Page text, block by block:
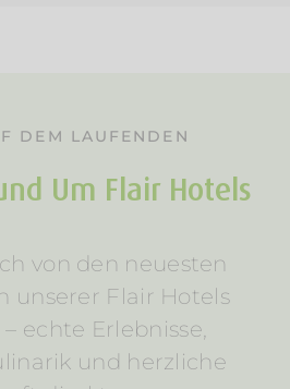
DEM LAUFENDEN
Um Flair Hotels
von den neuesten
unserer Flair Hotels
echte Erlebnisse,
und herzliche